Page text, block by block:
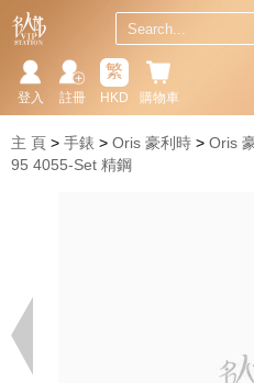
購物車
繁
HKD
註冊
登入
主 頁 手錶 Oris 豪利時
Oris
95 4055-Set 精鋼